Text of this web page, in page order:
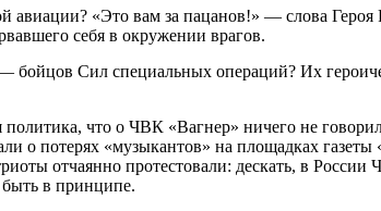
авиации? «Это вам за пацанов!» — слова Героя
себя в окружении врагов.
бойцов Сил специальных операций? Их
политика, что о ЧВК «Вагнер» ничего не
о потерях «музыкантов» на площадках газеты
отчаянно протестовали: дескать, в
в принципе.